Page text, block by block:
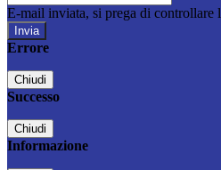
E-mail inviata, si prega di controllare
Errore
Chiudi
Successo
Chiudi
Informazione